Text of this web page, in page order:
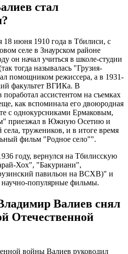
стал
июня 1910 года в Тбилиси, с
селе в Знаурском районе
он начал учиться в школе-студии
тогда называлась "Грузия-
помощником режиссера, а в 1931-
факультет ВГИКа. В
ассистентом на съемках
как вспоминала его двоюродная
с однокурсниками Ермаковым,
приезжал в Южную Осетию и
тружеников, и в итоге время
фильм "Родное село"".
году, вернулся на Тбилисскую
Хох", "Бакуриани",
павильон на ВСХВ)" и
популярные фильмы.
Валиев снял
Отечественной
войны Валиев руководил